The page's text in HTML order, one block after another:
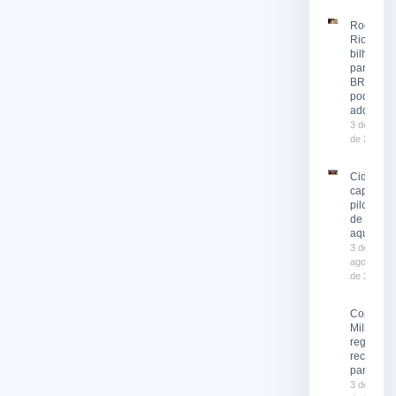
Rock in
Rio 2026:
bilhetes
para o
BRT já
podem
3 de
de 2026
Cidade
capacita
pilotos
de moto
aquática
3 de
agosto
de 2026
Corrida
Milhas
registra
recorde
3 de